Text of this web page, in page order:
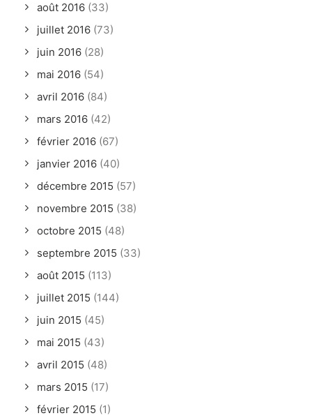
août 2016 (33)
juillet 2016 (73)
juin 2016 (28)
mai 2016 (54)
avril 2016 (84)
mars 2016 (42)
février 2016 (67)
janvier 2016 (40)
décembre 2015 (57)
novembre 2015 (38)
octobre 2015 (48)
septembre 2015 (33)
août 2015 (113)
juillet 2015 (144)
juin 2015 (45)
mai 2015 (43)
avril 2015 (48)
mars 2015 (17)
février 2015 (1)